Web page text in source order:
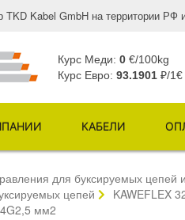
TKD Kabel GmbH на территории РФ
Курс Меди: 0 €/100kg
Курс Евро: 93.1901 ₽/1€
КАБЕЛИ
для буксируемых цепей
цепей
KAWEFLEX
мм2